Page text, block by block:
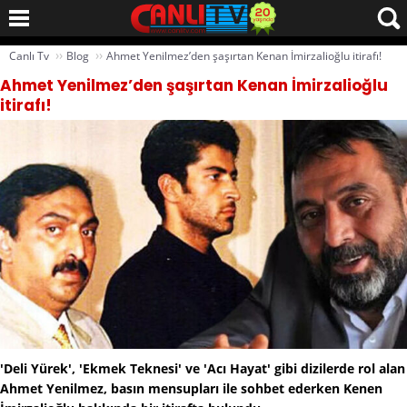
Canlı Tv ›› Blog ›› Ahmet Yenilmez’den şaşırtan Kenan İmirzalioğlu itirafı!
Ahmet Yenilmez’den şaşırtan Kenan İmirzalioğlu
itirafı!
'Deli Yürek', 'Ekmek Teknesi' ve 'Acı Hayat' gibi dizilerde rol alan
Ahmet Yenilmez, basın mensupları ile sohbet ederken Kenen